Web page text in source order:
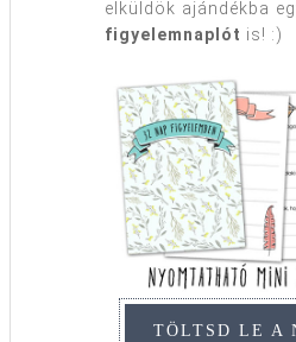
elküldök ajándékba
figyelemnaplót is! :)
TÖLTSD LE A